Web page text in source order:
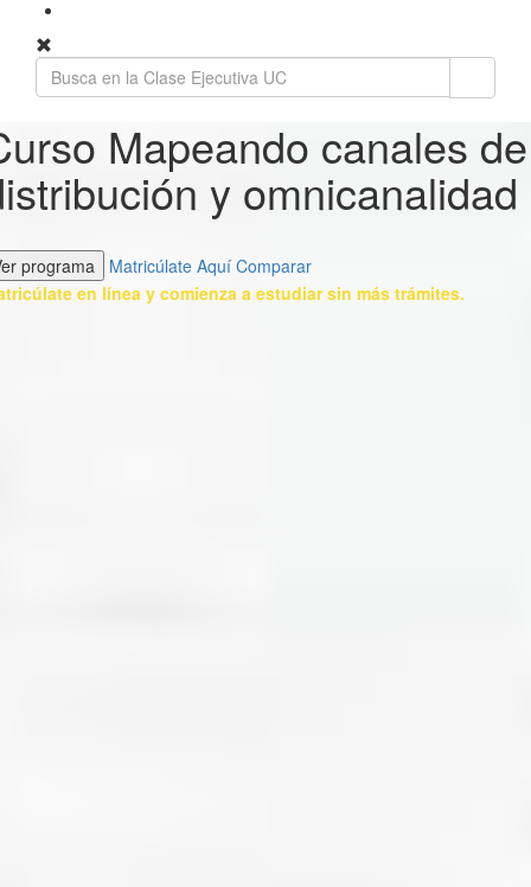
Mapeando canales de
y omnicanalidad
programa Matricúlate Aquí Comparar
en línea y comienza a estudiar sin más trámites.